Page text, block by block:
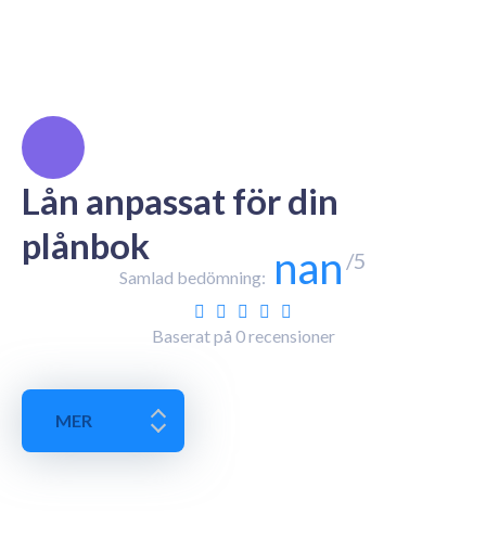
Lån anpassat för din
plånbok
Samlad bedömning: nan /5
Baserat på 0recensioner
MER